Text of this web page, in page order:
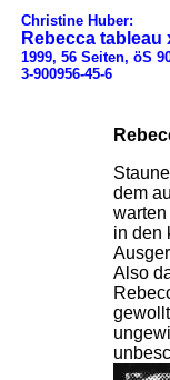
Christine Huber:
Rebecca tableau
1999, 56 Seiten, öS
3-900956-45-6
dem
in den
Also